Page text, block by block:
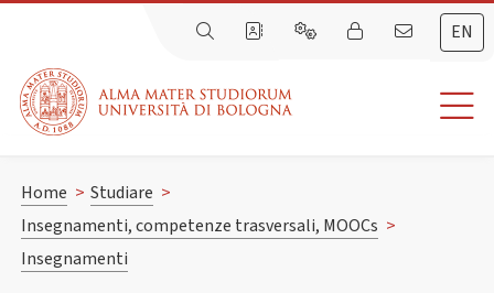
EN
Home > Studiare >
Insegnamenti, competenze trasversali, MOOCs >
Insegnamenti